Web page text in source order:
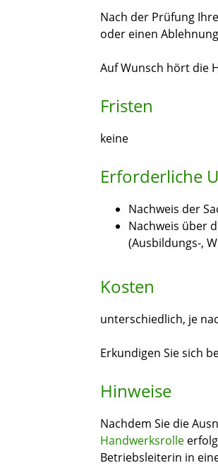
Nach der Prüfung
oder einen
Auf Wunsch hört die
Fristen
keine
Erforderliche
Nachweis der
Nachweis über
(Ausbildungs-,
Kosten
unterschiedlich, je
Erkundigen Sie sich
Hinweise
Nachdem Sie die
Handwerksrolle
Betriebsleiterin in